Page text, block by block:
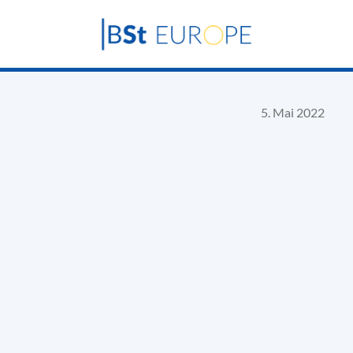
5. Mai 2022